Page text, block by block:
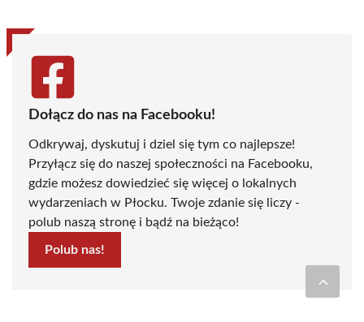
Dołącz do nas na Facebooku!
Odkrywaj, dyskutuj i dziel się tym co najlepsze!
Przyłącz się do naszej społeczności na Facebooku,
gdzie możesz dowiedzieć się więcej o lokalnych
wydarzeniach w Płocku. Twoje zdanie się liczy -
polub naszą stronę i bądź na bieżąco!
Polub nas!